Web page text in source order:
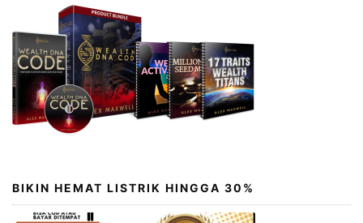
BIKIN HEMAT LISTRIK HINGGA 30%